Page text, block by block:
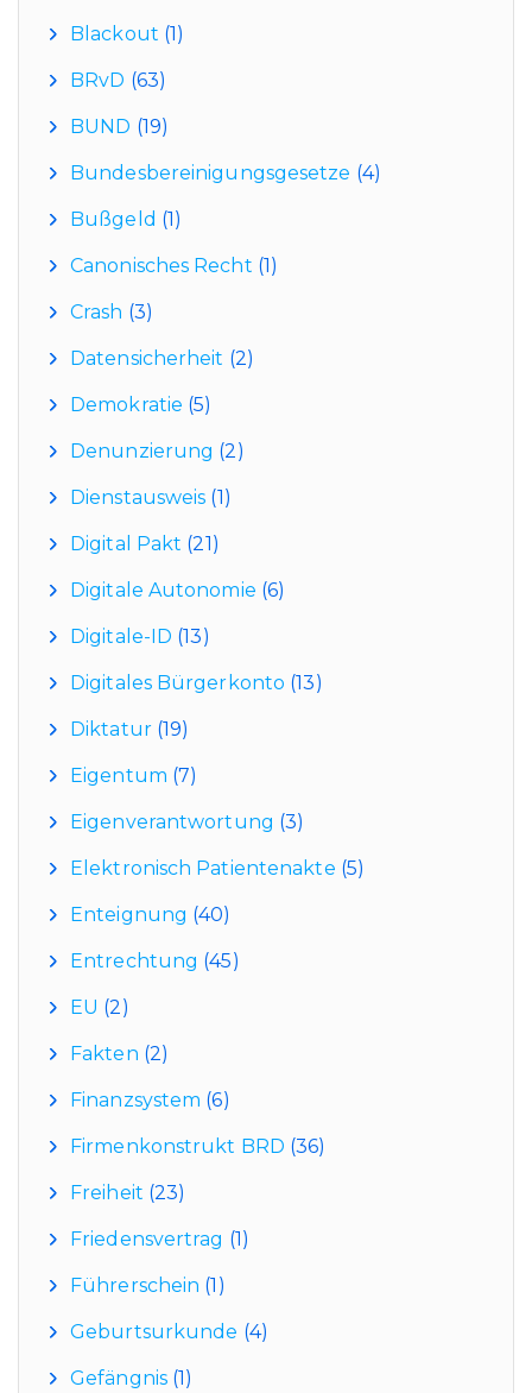
Blackout (1)
BRvD (63)
BUND (19)
Bundesbereinigungsgesetze (4)
Bußgeld (1)
Canonisches Recht (1)
Crash (3)
Datensicherheit (2)
Demokratie (5)
Denunzierung (2)
Dienstausweis (1)
Digital Pakt (21)
Digitale Autonomie (6)
Digitale-ID (13)
Digitales Bürgerkonto (13)
Diktatur(19)
Eigentum (7)
Eigenverantwortung (3)
Elektronisch Patientenakte (5)
Enteignung (40)
Entrechtung (45)
EU (2)
Fakten (2)
Finanzsystem (6)
Firmenkonstrukt BRD (36)
Freiheit (23)
Friedensvertrag (1)
Führerschein (1)
Geburtsurkunde (4)
Gefängnis(1)